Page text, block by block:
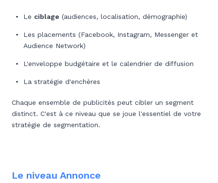
Le ciblage (audiences, localisation, démographie)
Les placements (Facebook, Instagram, Messenger et
Audience Network)
L'enveloppe budgétaire et le calendrier de diffusion
La stratégie d'enchères
Chaque ensemble de publicités peut cibler un segment
distinct. C'est à ce niveau que se joue l'essentiel de votre
stratégie de segmentation.
Le niveau Annonce